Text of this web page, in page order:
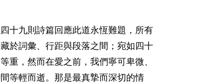
十九則詩篇回應此道永恆難題，所有
於詞彙、行距與段落之間；宛如四十
重，然而在愛之前，我們寧可卑微、
等輕而逝。那是最真摯而深切的情